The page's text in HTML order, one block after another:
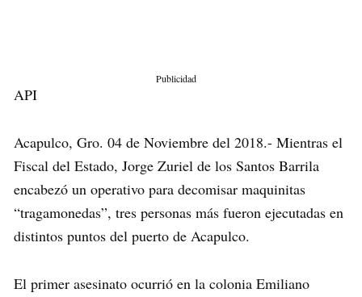
Publicidad
API
Acapulco, Gro. 04 de Noviembre del 2018.- Mientras el
Fiscal del Estado, Jorge Zuriel de los Santos Barrila
encabezó un operativo para decomisar maquinitas
“tragamonedas”, tres personas más fueron ejecutadas en
distintos puntos del puerto de Acapulco.
El primer asesinato ocurrió en la colonia Emiliano